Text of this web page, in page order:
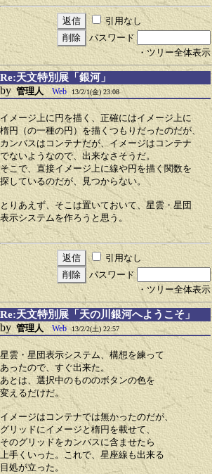
引用なし
パスワード
・ツリー全体表示
Re:天文特別展「銀河」
by 管理人 Web 13/2/1(金) 23:08
イメージ上に円を描く、正確にはイメージ上に
楕円（の一種の円）を描くつもりだったのだが、
カンバスはコンテナだが、イメージはコンテナ
でないようなので、出来なさそうだ。
そこで、直接イメージ上に線や円を描く関数を
探しているのだが、見つからない。
とりあえず、そこは置いておいて、星雲・星団
表示システムを作ろうと思う。
引用なし
パスワード
・ツリー全体表示
Re:天文特別展「天の川銀河へようこそ」
by 管理人 Web 13/2/2(土) 22:57
星雲・星団表示システム、構想を練って
あったので、すぐ出来た。
あとは、選択中のもののボタンの色を
変えるだけだ。
イメージはコンテナでは無かったのだが、
グリッドにイメージと楕円を載せて、
そのグリッドをカンバスに含ませたら
上手くいった。これで、星座線も出来る
目処が立った。